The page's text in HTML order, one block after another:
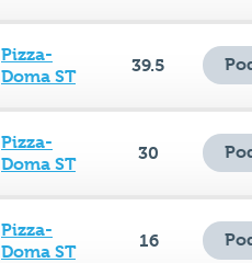
Pizza-
Doma ST
39.5
Pizza-
Doma ST
30
Pizza-
Doma ST
16